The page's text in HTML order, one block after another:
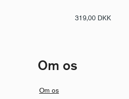
319,00 DKK
Om os
Om os